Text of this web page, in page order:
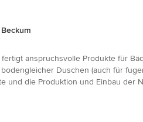
anspruchsvolle Produkte für
Duschen (auch für
und die Produktion und Einbau